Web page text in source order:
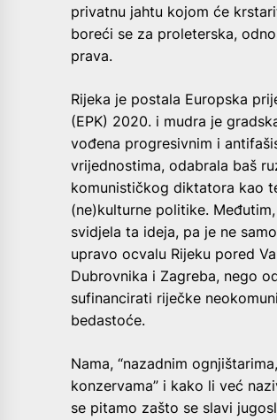
privatnu jahtu kojom će
boreći se za proleterska,
prava.
Rijeka je postala Europska
(EPK) 2020. i mudra je
vođena progresivnim i
vrijednostima, odabrala baš
komunističkog diktatora kao
(ne)kulturne politike.
svidjela ta ideja, pa je ne
upravo ocvalu Rijeku pored
Dubrovnika i Zagreba, nego
sufinancirati riječke
bedastoće.
Nama, “nazadnim
konzervama” i kako li već
se pitamo zašto se slavi